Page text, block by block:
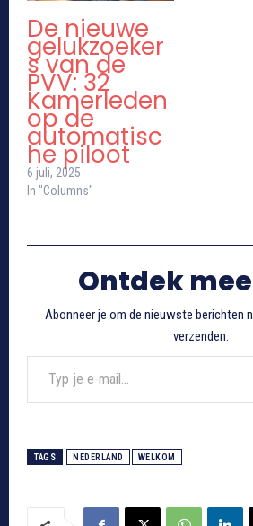
De nieuwe
gelukzoeker
s van de
PVV: 32
Kamerleden
op de
automatisc
he piloot
6 juli, 2025
In "Columns"
Ontdek
Abonneer je om de nieuwste berichten
verzenden.
Typ je e-mail...
TAGS NEDERLAND WELKOM